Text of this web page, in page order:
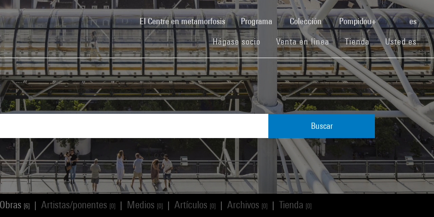
El Centre en metamorfosis(current)Programa Colección Pompidou+ es
Hágase socio (current)
Venta en línea(current)
Tienda(current)Usted es
Buscar
Obras [6] Artistas/ponentes [0] Medios [0] Artículos [0] Archivos [0] Tienda [0]